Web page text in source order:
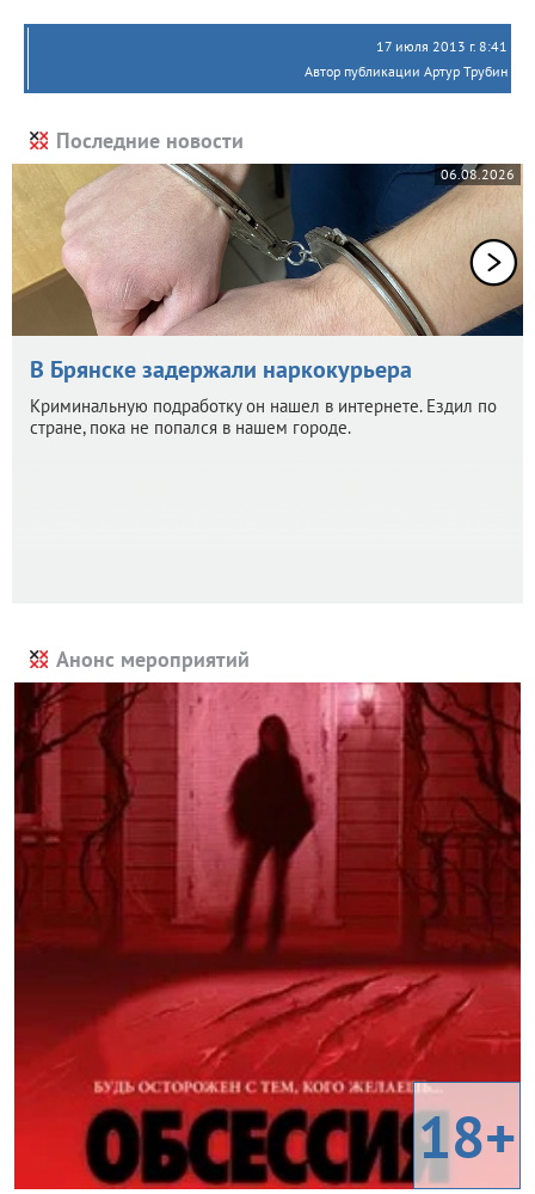
17 июля 2013 г. 8:41
Автор публикации Артур Трубин
Последние новости
06.08.2026
В Брянске задержали наркокурьера
Криминальную подработку он нашел в интернете. Ездил по
стране, пока не попался в нашем городе.
Анонс мероприятий
18+